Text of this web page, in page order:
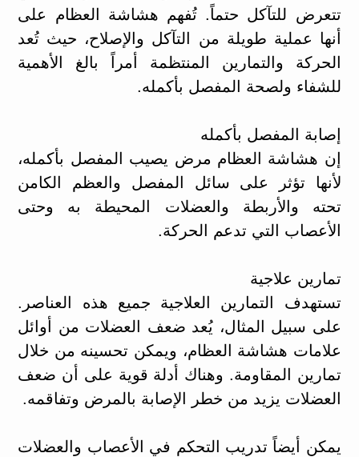
تتعرض للتآكل حتماً. تُفهم هشاشة العظام على
أنها عملية طويلة من التآكل والإصلاح، حيث تُعد
الحركة والتمارين المنتظمة أمراً بالغ الأهمية
للشفاء ولصحة المفصل بأكمله.
إصابة المفصل بأكمله
إن هشاشة العظام مرض يصيب المفصل بأكمله،
لأنها تؤثر على سائل المفصل والعظم الكامن
تحته والأربطة والعضلات المحيطة به وحتى
الأعصاب التي تدعم الحركة.
تمارين علاجية
تستهدف التمارين العلاجية جميع هذه العناصر.
على سبيل المثال، يُعد ضعف العضلات من أوائل
علامات هشاشة العظام، ويمكن تحسينه من خلال
تمارين المقاومة. وهناك أدلة قوية على أن ضعف
العضلات يزيد من خطر الإصابة بالمرض وتفاقمه.
يمكن أيضاً تدريب التحكم في الأعصاب والعضلات